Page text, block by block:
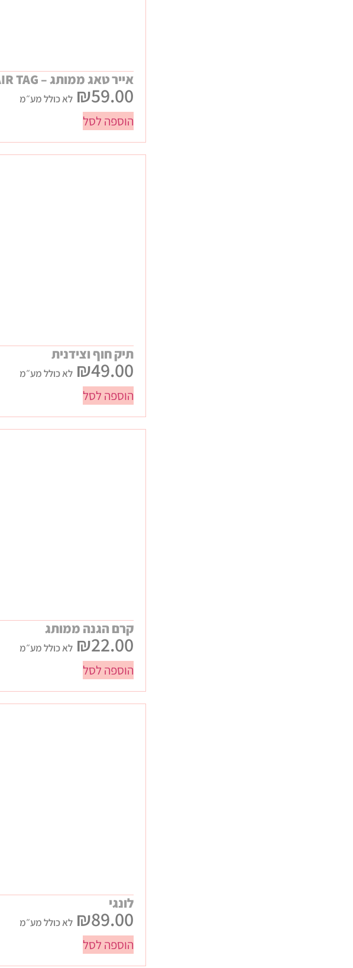
אייר טאג ממותג – AIR TAG
₪59.00 לא כולל מע״מ
הוספה לסל
תיק חוף וצידנית
₪49.00 לא כולל מע״מ
הוספה לסל
קרם הגנה ממותג
₪22.00 לא כולל מע״מ
הוספה לסל
לונגי
₪89.00 לא כולל מע״מ
הוספה לסל